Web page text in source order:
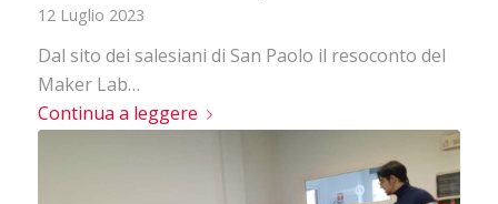
12 Luglio 2023
Dal sito dei salesiani di San Paolo il resoconto del
Maker Lab…
Continua a leggere